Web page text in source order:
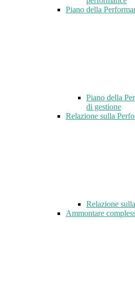
Piano della
Piano della
di gestione
Relazione sulla
Relazione
Ammontare